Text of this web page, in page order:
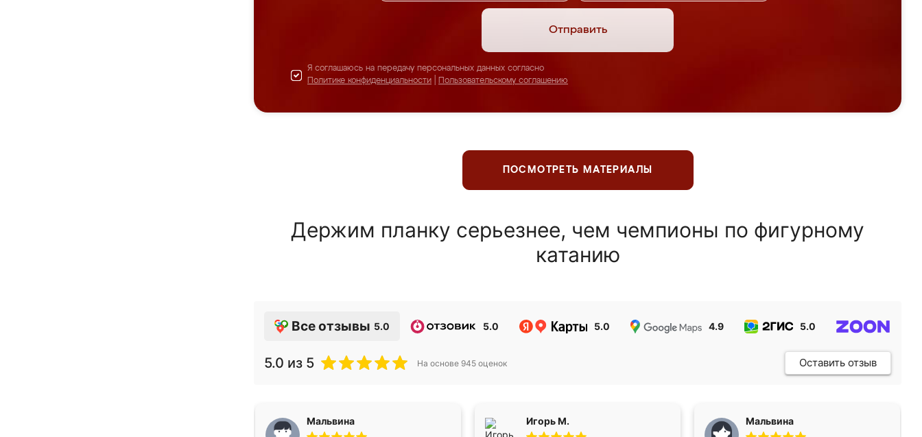
Отправить
Я соглашаюсь на передачу персональных данных согласно
Политике конфиденциальности
Пользовательскому соглашению
ПОСМОТРЕТЬ МАТЕРИАЛЫ
Держим планку серьезнее, чем чемпионы по фигурному
катанию
Все отзывы 5.0 5.0 5.0 4.9 5.0
5.0 из 5 На основе 945 оценок Оставить отзыв
Мальвина Игорь М. Мальвина